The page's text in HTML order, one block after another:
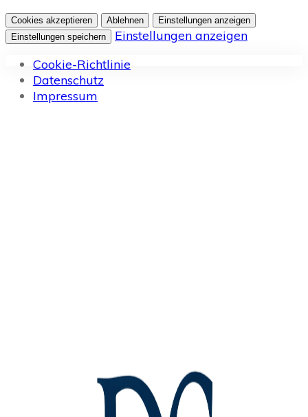
Cookies akzeptieren Ablehnen
Einstellungen anzeigen
Einstellungen speichern
Einstellungen anzeigen
Cookie-Richtlinie
Datenschutz
Impressum